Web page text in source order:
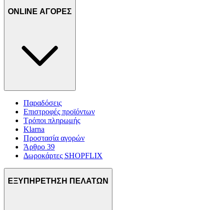
ONLINE ΑΓΟΡΕΣ
Παραδόσεις
Επιστροφές προϊόντων
Τρόποι πληρωμής
Klarna
Προστασία αγορών
Άρθρο 39
Δωροκάρτες SHOPFLIX
ΕΞΥΠΗΡΕΤΗΣΗ ΠΕΛΑΤΩΝ